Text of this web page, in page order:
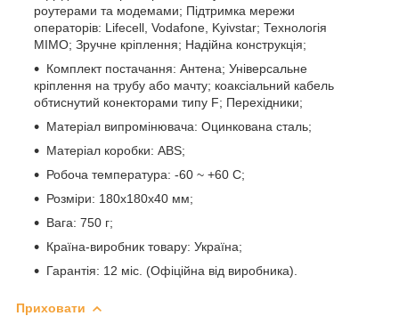
роутерами та модемами; Підтримка мережи
операторів: Lifecell, Vodafone, Kyivstar; Технологія
MIMO; Зручне кріплення; Надійна конструкція;
Комплект постачання: Антена; Універсальне
кріплення на трубу або мачту; коаксіальний кабель
обтиснутий конекторами типу F; Перехідники;
Матеріал випромінювача: Оцинкована сталь;
Матеріал коробки: ABS;
Робоча температура: -60 ~ +60 C;
Розміри: 180х180х40 мм;
Вага: 750 г;
Країна-виробник товару: Україна;
Гарантія: 12 міс. (Офіційна від виробника).
Приховати